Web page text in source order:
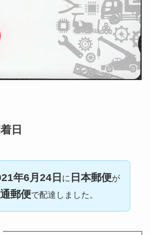
日
年6月24日 に 日本郵便が
郵便で配達しました。